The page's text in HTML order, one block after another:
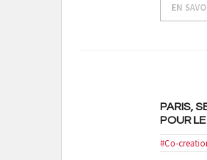
EN
PARIS,
POUR
#Co-